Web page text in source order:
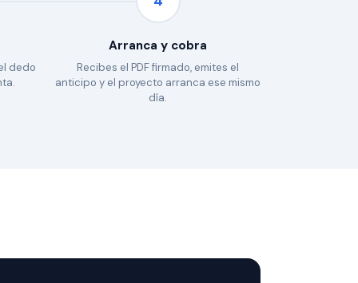
dedo
Arranca y cobra
Recibes el PDF firmado, emites el
anticipo y el proyecto arranca ese mismo
día.